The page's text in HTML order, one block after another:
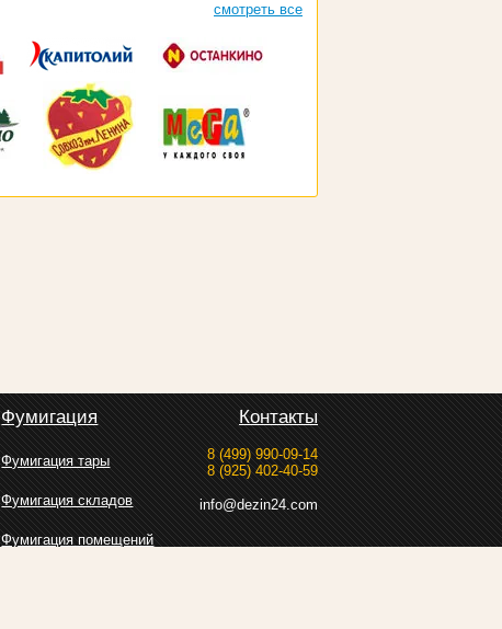
смотреть все
Фумигация
Фумигация тары
Фумигация складов
Фумигация помещений
Контакты
8 (499) 990-09-14
8 (925) 402-40-59
info@dezin24.com